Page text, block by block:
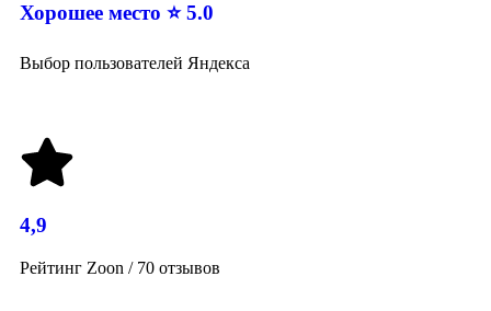
Хорошее место ⭐ 5.0
Выбор пользователей Яндекса
4,9
Рейтинг Zoon / 70 отзывов